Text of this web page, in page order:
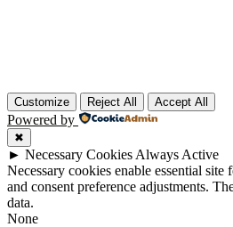
Customize Reject All Accept All
Powered by
✖
► Necessary Cookies Always Active
Necessary cookies enable essential site
and consent preference adjustments.
data.
None